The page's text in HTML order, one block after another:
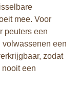
mee. Voor
peuters een
volwassenen een
zodat
een